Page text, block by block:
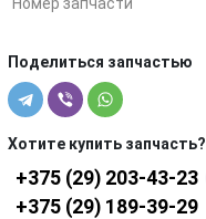
Поделиться запчастью
Хотите купить запчасть?
+375 (29) 203-43-23
+375 (29) 189-39-29